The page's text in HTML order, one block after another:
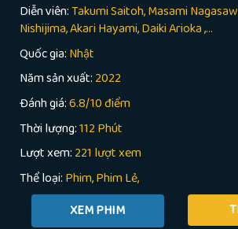
Diễn viên:Takumi Saitoh, Masami
Nishijima, Akari Hayami, Daiki Arioka ,...
Quốc gia: Nhật
Năm sản xuất: 2022
Đánh giá:6.8/10 điểm
Thời lượng:112 Phút
Lượt xem: 221 lượt xem
Thể loại: Phim Phim Lẻ